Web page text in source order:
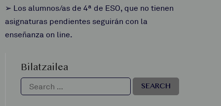
➢ Los alumnos/as de 4ª de ESO, que no tienen
asignaturas pendientes seguirán con la
enseñanza on line.
Bilatzailea